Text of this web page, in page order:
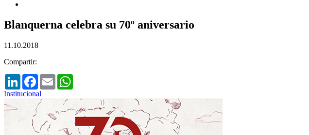
Blanquerna celebra su 70º aniversario
11.10.2018
Compartir:
LinkedInFacebook
Email
Institucional